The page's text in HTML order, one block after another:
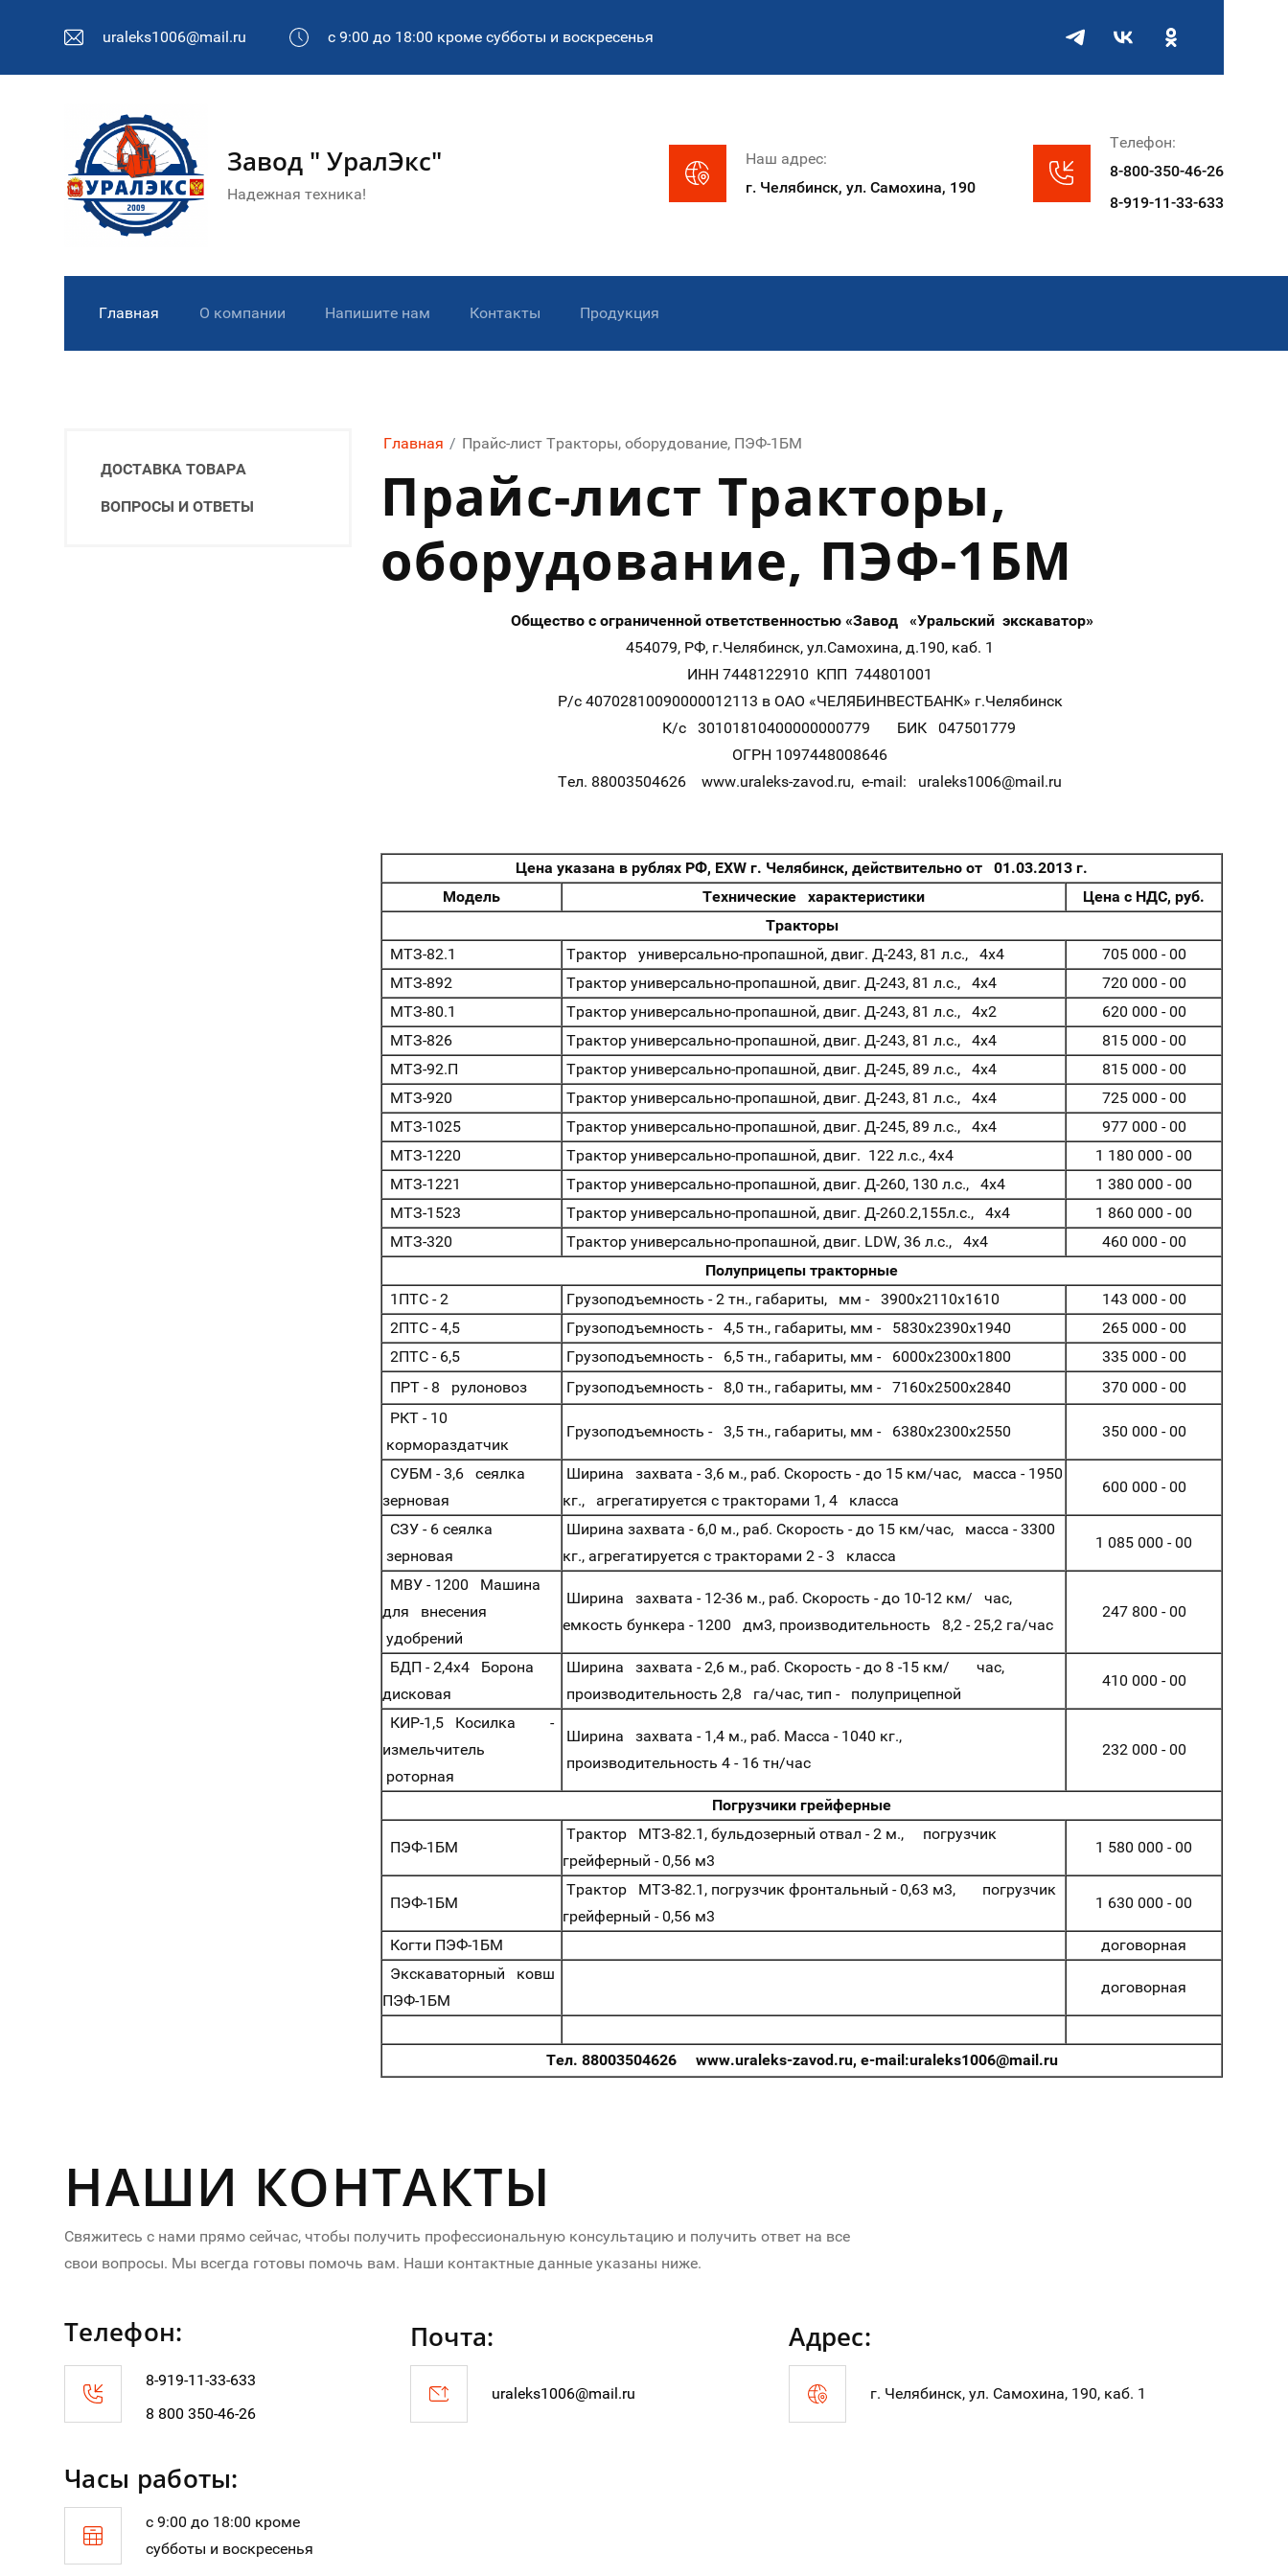
uraleks1006@mail.ru с 9:00 до 18:00 кроме субботы и воскресенья
Завод " УралЭкс"
Надежная техника!
Наш адрес:
г. Челябинск, ул. Самохина, 190
Телефон:
8-800-350-46-26
8-919-11-33-633
Главная О компании Напишите нам Контакты Продукция
ДОСТАВКА ТОВАРА
ВОПРОСЫ И ОТВЕТЫ
Главная / Прайс-лист Тракторы, оборудование, ПЭФ-1БМ
Прайс-лист Тракторы,
оборудование, ПЭФ-1БМ
Общество с ограниченной ответственностью «Завод «Уральский экскаватор»
454079, РФ, г.Челябинск, ул.Самохина, д.190, каб. 1
ИНН 7448122910 КПП 744801001
Р/с 40702810090000012113 в ОАО «ЧЕЛЯБИНВЕСТБАНК» г.Челябинск
К/с 30101810400000000779 БИК 047501779
ОГРН 1097448008646
Тел. 88003504626 www.uraleks-zavod.ru, e-mail: uraleks1006@mail.ru
Цена указана в рублях РФ, EXW г. Челябинск, действительно от 01.03.2013 г.
Модель
Технические характеристики
Цена с НДС, руб.
Тракторы
МТЗ-82.1
Трактор универсально-пропашной, двиг. Д-243, 81 л.с., 4х4
705 000 - 00
МТЗ-892
Трактор универсально-пропашной, двиг. Д-243, 81 л.с., 4х4
720 000 - 00
МТЗ-80.1
Трактор универсально-пропашной, двиг. Д-243, 81 л.с., 4х2
620 000 - 00
МТЗ-826
Трактор универсально-пропашной, двиг. Д-243, 81 л.с., 4х4
815 000 - 00
МТЗ-92.П
Трактор универсально-пропашной, двиг. Д-245, 89 л.с., 4х4
815 000 - 00
МТЗ-920
Трактор универсально-пропашной, двиг. Д-243, 81 л.с., 4х4
725 000 - 00
МТЗ-1025
Трактор универсально-пропашной, двиг. Д-245, 89 л.с., 4х4
977 000 - 00
МТЗ-1220
Трактор универсально-пропашной, двиг. 122 л.с., 4х4
1 180 000 - 00
МТЗ-1221
Трактор универсально-пропашной, двиг. Д-260, 130 л.с., 4х4
1 380 000 - 00
МТЗ-1523
Трактор универсально-пропашной, двиг. Д-260.2,155л.с., 4х4
1 860 000 - 00
МТЗ-320
Трактор универсально-пропашной, двиг. LDW, 36 л.с., 4х4
460 000 - 00
Полуприцепы тракторные
1ПТС - 2
Грузоподъемность - 2 тн., габариты, мм - 3900х2110х1610
143 000 - 00
2ПТС - 4,5
Грузоподъемность - 4,5 тн., габариты, мм - 5830х2390х1940
265 000 - 00
2ПТС - 6,5
Грузоподъемность - 6,5 тн., габариты, мм - 6000х2300х1800
335 000 - 00
ПРТ - 8 рулоновоз
Грузоподъемность - 8,0 тн., габариты, мм - 7160х2500х2840
370 000 - 00
РКТ - 10
кормораздатчик
Грузоподъемность - 3,5 тн., габариты, мм - 6380х2300х2550 350 000 - 00
СУБМ - 3,6 сеялка
зерновая
Ширина захвата - 3,6 м., раб. Скорость - до 15 км/час, масса - 1950
кг., агрегатируется с тракторами 1, 4 класса
600 000 - 00
СЗУ - 6 сеялка
зерновая
Ширина захвата - 6,0 м., раб. Скорость - до 15 км/час, масса - 3300
кг., агрегатируется с тракторами 2 - 3 класса
1 085 000 - 00
МВУ - 1200 Машина
для внесения
удобрений
Ширина захвата - 12-36 м., раб. Скорость - до 10-12 км/ час,
емкость бункера - 1200 дм3, производительность 8,2 - 25,2 га/час
247 800 - 00
БДП - 2,4х4 Борона
дисковая
Ширина захвата - 2,6 м., раб. Скорость - до 8 -15 км/ час,
производительность 2,8 га/час, тип - полуприцепной
410 000 - 00
КИР-1,5 Косилка -
измельчитель
роторная
Ширина захвата - 1,4 м., раб. Масса - 1040 кг.,
производительность 4 - 16 тн/час
232 000 - 00
Погрузчики грейферные
ПЭФ-1БМ
Трактор МТЗ-82.1, бульдозерный отвал - 2 м., погрузчик
грейферный - 0,56 м3
1 580 000 - 00
ПЭФ-1БМ
Трактор МТЗ-82.1, погрузчик фронтальный - 0,63 м3, погрузчик
грейферный - 0,56 м3
1 630 000 - 00
Когти ПЭФ-1БМ
договорная
Экскаваторный ковш
ПЭФ-1БМ
договорная
Тел. 88003504626 www.uraleks-zavod.ru, e-mail:uraleks1006@mail.ru
НАШИ КОНТАКТЫ
Свяжитесь с нами прямо сейчас, чтобы получить профессиональную консультацию и получить ответ на все
свои вопросы. Мы всегда готовы помочь вам. Наши контактные данные указаны ниже.
Телефон:
8-919-11-33-633
8 800 350-46-26
Почта:
uraleks1006@mail.ru
Адрес:
г. Челябинск, ул. Самохина, 190, каб. 1
Часы работы:
с 9:00 до 18:00 кроме
субботы и воскресенья